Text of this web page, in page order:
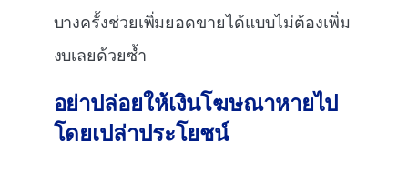
บางครั้งช่วยเพิ่มยอดขายได้แบบไม่ต้องเพิ่ม
งบเลยด้วยซ้ำ
อย่าปล่อยให้เงินโฆษณาหายไป
โดยเปล่าประโยชน์